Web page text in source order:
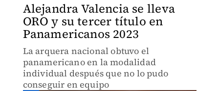
Alejandra Valencia se lleva
ORO y su tercer título en
Panamericanos 2023
La arquera nacional obtuvo el
panamericano en la modalidad
individual después que no lo pudo
conseguir en equipo